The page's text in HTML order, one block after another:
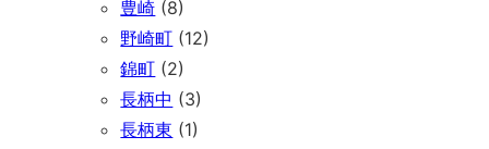
豊崎 (8)
野崎町 (12)
錦町 (2)
長柄中 (3)
長柄東 (1)